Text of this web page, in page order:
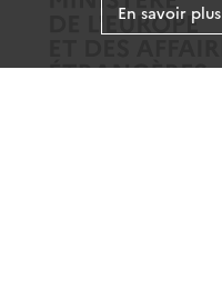
En savoir plus